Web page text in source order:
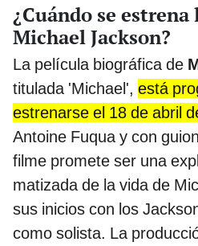
¿Cuándo se
Michael Jackson?
La película biográfica de
titulada 'Michael', está
estrenarse el 18 de abril
Antoine Fuqua y con
filme promete ser una
matizada de la vida de
sus inicios con los
como solista. La